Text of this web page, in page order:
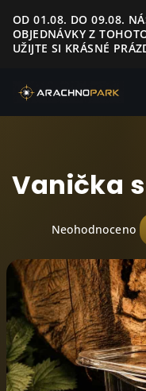
na
obsah
OD 01.08. DO 09.08.
OBJEDNÁVKY Z
UŽIJTE SI KRÁSNÉ
Vanička
hodnocení
je
0,0
z
5
hvězdiček.
Neohodnoceno